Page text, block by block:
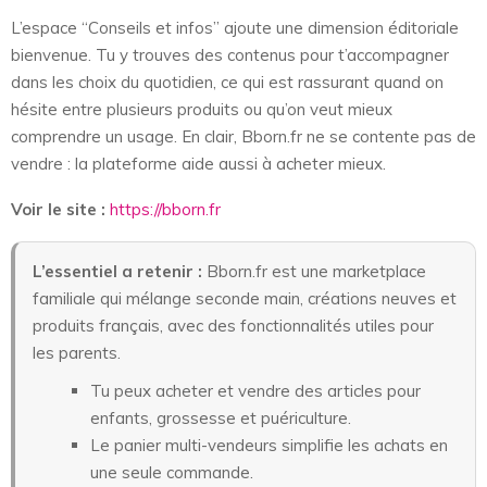
L’espace “Conseils et infos” ajoute une dimension éditoriale
bienvenue. Tu y trouves des contenus pour t’accompagner
dans les choix du quotidien, ce qui est rassurant quand on
hésite entre plusieurs produits ou qu’on veut mieux
comprendre un usage. En clair, Bborn.fr ne se contente pas de
vendre : la plateforme aide aussi à acheter mieux.
Voir le site : https://bborn.fr
L’essentiel a retenir : Bborn.fr est une marketplace
familiale qui mélange seconde main, créations neuves et
produits français, avec des fonctionnalités utiles pour
les parents.
Tu peux acheter et vendre des articles pour
enfants, grossesse et puériculture.
Le panier multi-vendeurs simplifie les achats en
une seule commande.